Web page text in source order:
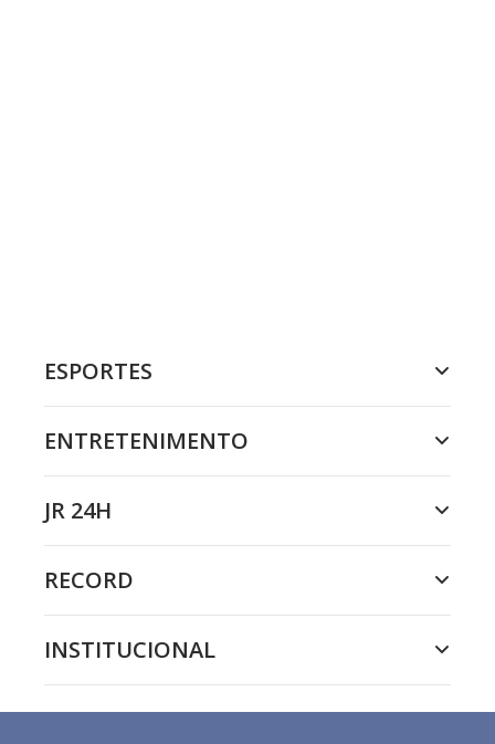
ESPORTES
ENTRETENIMENTO
JR 24H
RECORD
INSTITUCIONAL